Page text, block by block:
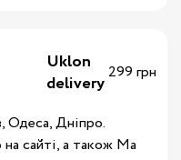
Uklon
delivery 299 грн
Одеса, Дніпро.
сайті, а також Ма